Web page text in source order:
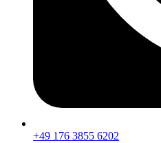
+49 176 3855 6202